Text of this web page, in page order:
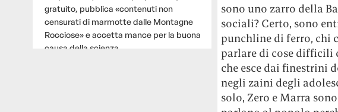
gratuito, pubblica «contenuti non
censurati di marmotte dalle Montagne
Rocciose» e accetta mance per la buona
causa della scienza.
sono uno zarro della
sociali? Certo, sono
punchline di ferro, chi
parlare di cose difficili
che esce dai finestrini
negli zaini degli
solo, Zero e Marra